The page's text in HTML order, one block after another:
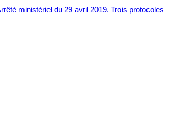
ministériel du 29 avril 2019. Trois protocoles